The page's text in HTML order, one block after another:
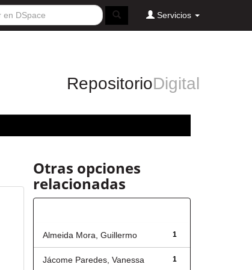
Servicios
RepositorioDigital
Otras opciones
relacionadas
1
Almeida Mora, Guillermo
1
Jácome Paredes, Vanessa